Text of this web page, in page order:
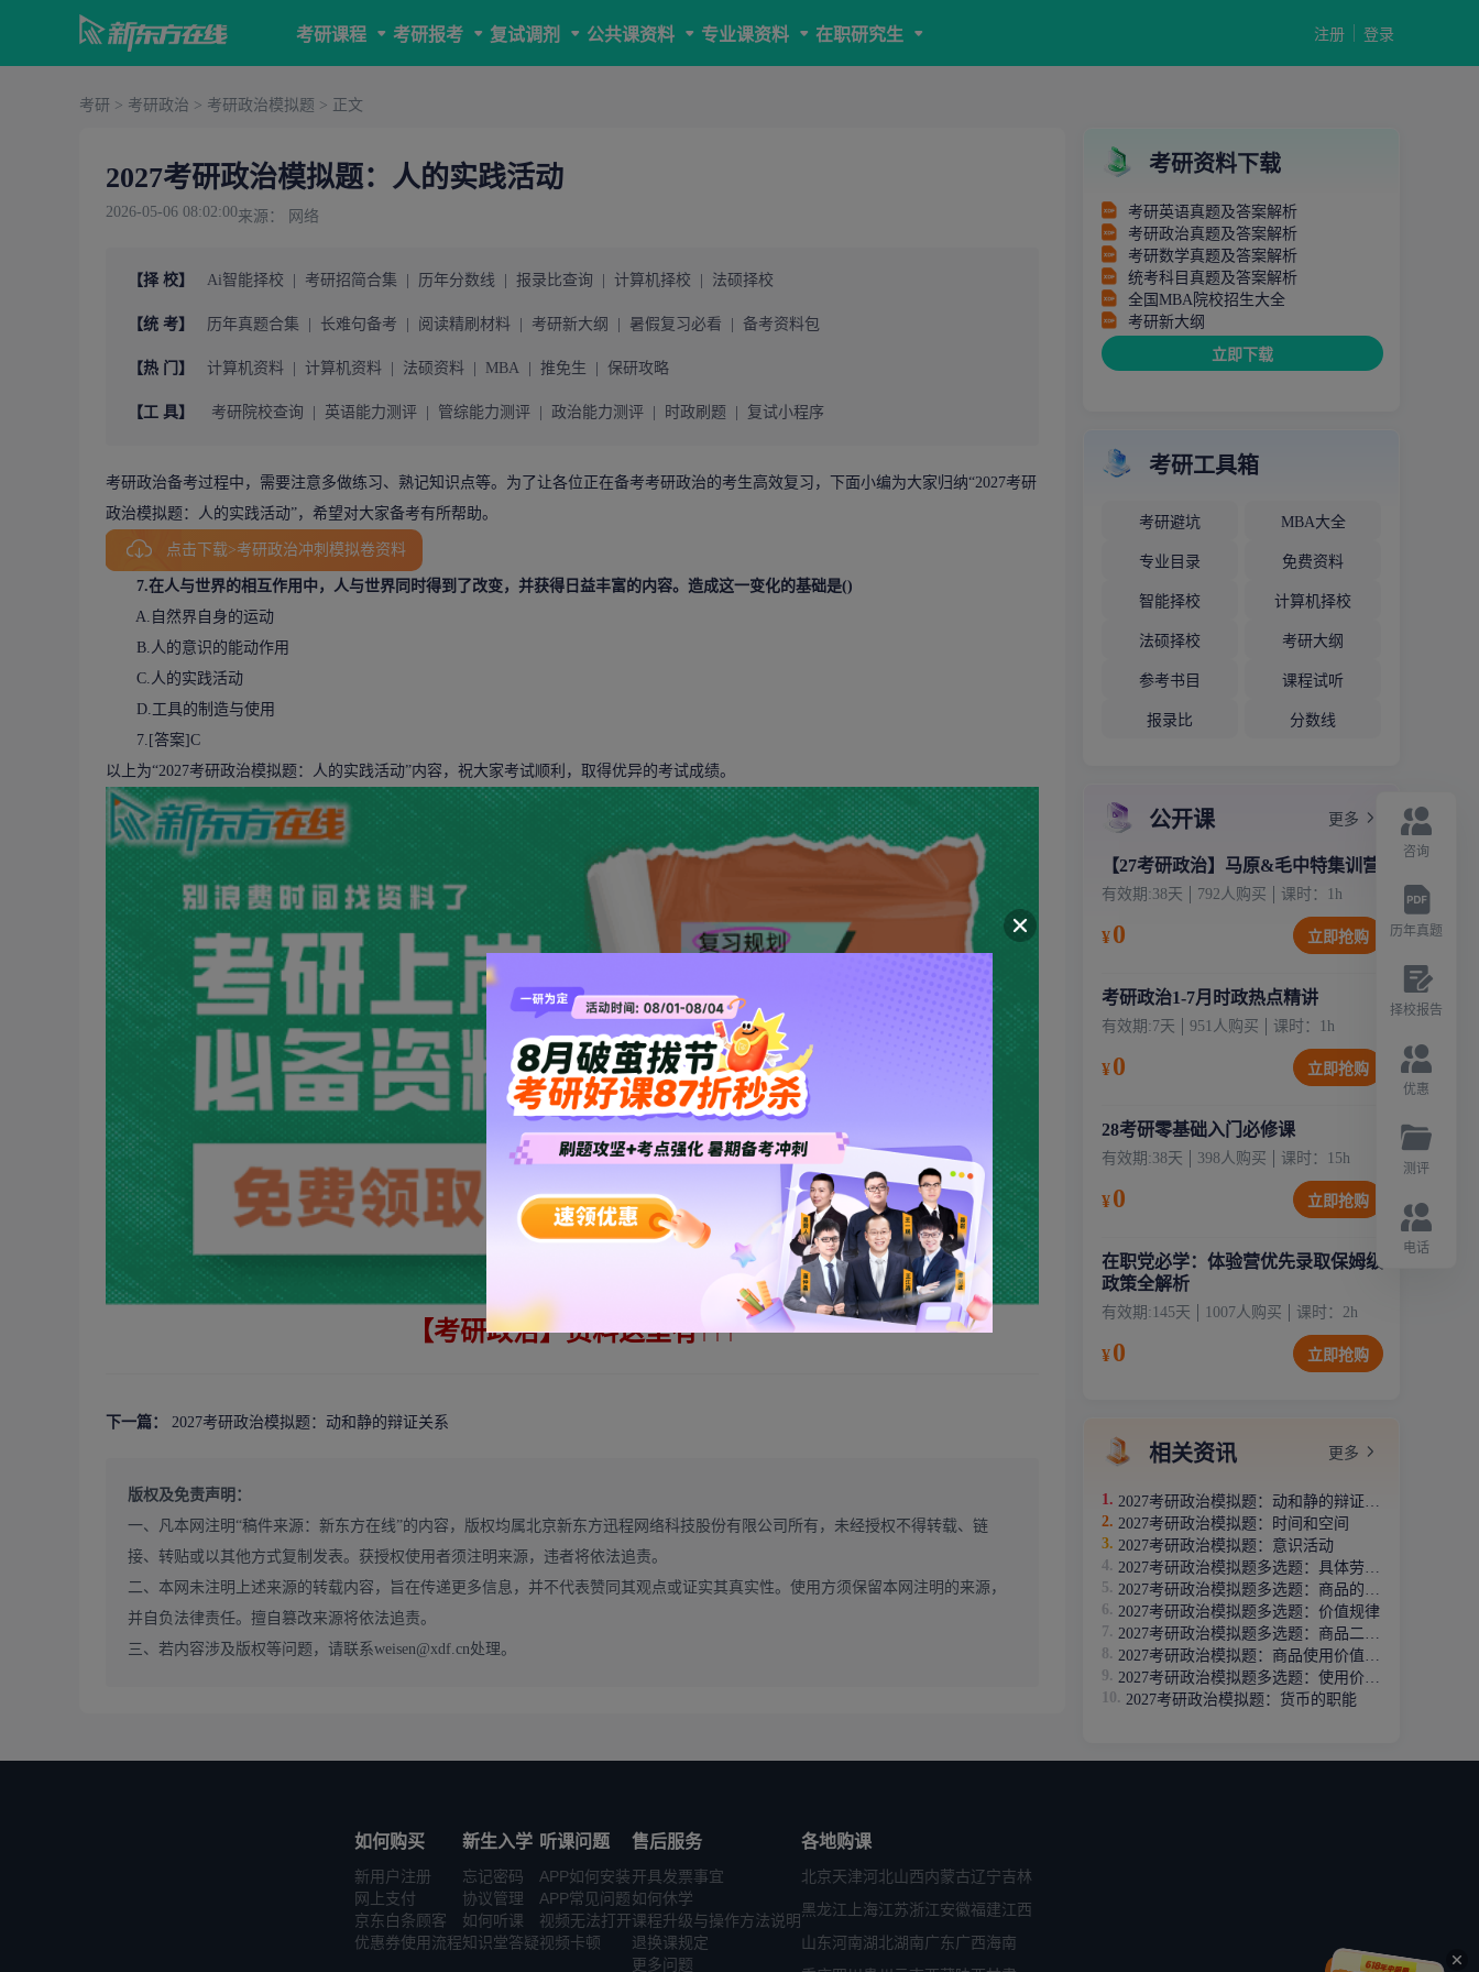
考研课程 考研报考 复试调剂 公共课资料 专业课资料 在职研究生 注册 登录
考研 > 考研政治 > 考研政治模拟题 > 正文
2027考研政治模拟题：人的实践活动
2026-05-06 08:02:00来源： 网络
【择 校】 Ai智能择校 考研招简合集 历年分数线 报录比查询 计算机择校 法硕择校
【统 考】 历年真题合集 长难句备考 阅读精刷材料 考研新大纲 暑假复习必看 备考资料包
【热 门】 计算机资料 计算机资料 法硕资料 MBA 推免生 保研攻略
【工 具】 考研院校查询 英语能力测评 管综能力测评 政治能力测评 时政刷题 复试小程序
考研政治备考过程中，需要注意多做练习、熟记知识点等。为了让各位正在备考考研政治的考生高效复习，下面小编为大家归纳“2027考研
政治模拟题 ：人的实践活动”，希望对大家备考有所帮助。
点击下载>考研政治冲刺模拟卷资料
7.在人与世界的相互作用中，人与世界同时得到了改变，并获得日益丰富的内容。造成这一变化的基础是()
A.自然界自身的运动
B.人的意识的能动作用
C.人的实践活动
D.工具的制造与使用
7.[答案]C
以上为“2027考研政治模拟题：人的实践活动”内容，祝大家考试顺利，取得优异的考试成绩。
【考研政治】资料这里有↑↑↑
下一篇： 2027考研政治模拟题：动和静的辩证关系
版权及免责声明：
一、凡本网注明“稿件来源：新东方在线”的内容，版权均属北京新东方迅程网络科技股份有限公司所有，未经授权不得转载、链
接、转贴或以其他方式复制发表。获授权使用者须注明来源，违者将依法追责。
二、本网未注明上述来源的转载内容，旨在传递更多信息，并不代表赞同其观点或证实其真实性。使用方须保留本网注明的来源，
并自负法律责任。擅自篡改来源将依法追责。
三、若内容涉及版权等问题，请联系weisen@xdf.cn处理。
考研资料下载
考研英语真题及答案解析
考研政治真题及答案解析
考研数学真题及答案解析
统考科目真题及答案解析
全国MBA院校招生大全
考研新大纲
立即下载
考研工具箱
考研避坑 MBA大全
专业目录 免费资料
智能择校 计算机择校
法硕择校 考研大纲
参考书目 课程试听
报录比 分数线
公开课 更多
【27考研政治】马原&毛中特集训营
有效期:38天 792人购买 课时： 1 h
¥0 立即抢购
考研政治1-7月时政热点精讲
有效期:7天 951人购买 课时： 1 h
¥0 立即抢购
28考研零基础入门必修课
有效期:38天 398人购买 课时： 15 h
¥0 立即抢购
在职党必学：体验营优先录取保姆级
政策全解析
有效期: 145天 1007人购买 课时： 2 h
¥0 立即抢购
相关资讯 更多
2027考研政治模拟题：动和静的辩证关系
2027考研政治模拟题：时间和空间
2027考研政治模拟题：意识活动
2027考研政治模拟题多选题：具体劳动和抽象劳动
2027考研政治模拟题多选题：商品的价值量
2027考研政治模拟题多选题：价值规律
2027考研政治模拟题多选题：商品二因素
2027考研政治模拟题：商品使用价值、交换价值
2027考研政治模拟题多选题：使用价值和价值
2027考研政治模拟题：货币的职能
如何购买
新用户注册
网上支付
京东白条顾客
优惠券使用流程
新生入学
忘记密码
协议管理
如何听课
知识堂答疑
听课问题
APP如何安装
APP常见问题
视频无法打开
视频卡顿
售后服务
开具发票事宜
如何休学
课程升级与操作方法说明
退换课规定
更多问题
各地购课
北京天津河北山西内蒙古辽宁吉林
黑龙江 上海江苏浙江安徽福建江西
山东河南湖北湖南广东广西海南
咨询
历年真题
择校报告
优惠
测评
电话